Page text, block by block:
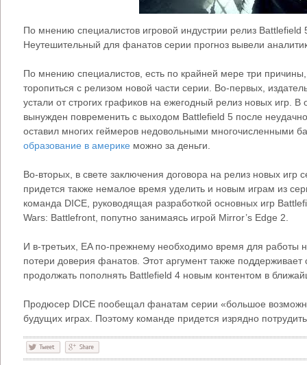
По мнению специалистов игровой индустрии релиз Battlefield
Неутешительный для фанатов серии прогноз вывели
По мнению специалистов, есть по крайней мере три
торопиться с релизом новой части серии. Во-первых,
устали от строгих графиков на ежегодный релиз новых игр. В
вынужден повременить с выходом Battlefield 5 после
оставил многих геймеров недовольными многочисленными
образование в америке можно за деньги.
Во-вторых, в свете заключения договора на релиз новых игр
придется также немалое время уделить и новым играм из
команда DICE, руководящая разработкой основных игр
Wars: Battlefront, попутно занимаясь игрой Mirror’s Edge 2.
И в-третьих, EA по-прежнему необходимо время для работы
потери доверия фанатов. Этот аргумент также поддерживает
продолжать пополнять Battlefield 4 новым контентом в
Продюсер DICE пообещал фанатам серии «большое
будущих играх. Поэтому команде придется изрядно